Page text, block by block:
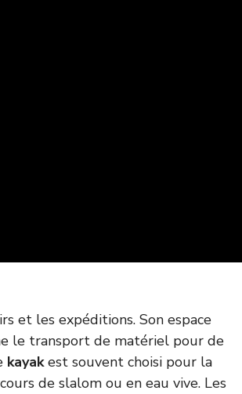
et les expéditions. Son espace
le transport de matériel pour de
kayakest souvent choisi pour la
de slalom ou en eau vive. Les